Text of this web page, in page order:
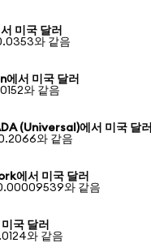
미국 달러
와 같음
에서 미국 달러
와 같음
(Universal)에서 미국 달러
와 같음
에서 미국 달러
와 같음
국 달러
와 같음